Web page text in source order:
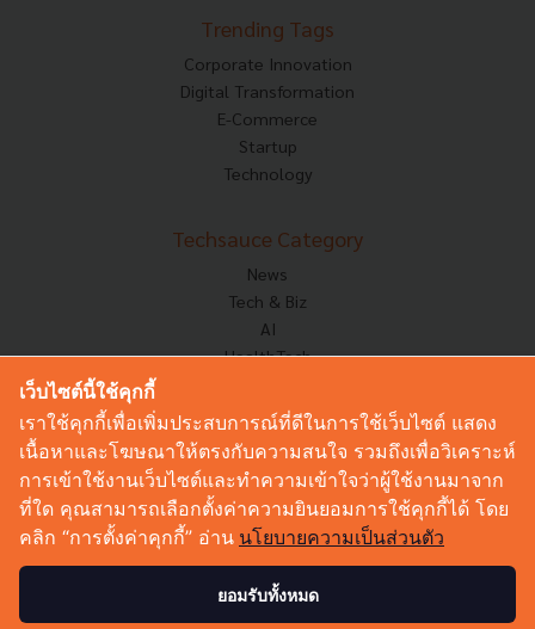
Trending Tags
Corporate Innovation
Digital Transformation
E-Commerce
Startup
Technology
Techsauce Category
News
Tech & Biz
AI
HealthTech
Corp Innov
Saucy Thoughts
Sustainable
Videos
Podcast
เว็บไซต์นี้ใช้คุกกี้
เราใช้คุกกี้เพื่อเพิ่มประสบการณ์ที่ดีในการใช้เว็บไซต์ แสดง
เนื้อหาและโฆษณาให้ตรงกับความสนใจ รวมถึงเพื่อวิเคราะห์
การเข้าใช้งานเว็บไซต์และทำความเข้าใจว่าผู้ใช้งานมาจาก
ที่ใด คุณสามารถเลือกตั้งค่าความยินยอมการใช้คุกกี้ได้ โดย
คลิก “การตั้งค่าคุกกี้” อ่าน นโยบายความเป็นส่วนตัว
ยอมรับทั้งหมด